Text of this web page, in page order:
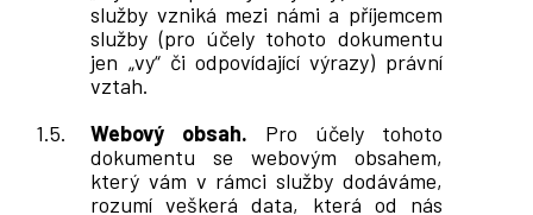
služby vzniká mezi námi a příjemcem
služby (pro účely tohoto dokumentu
jen „vy“ či odpovídající výrazy) právní
vztah.
Webový obsah. Pro účely tohoto
dokumentu se webovým obsahem,
který vám v rámci služby dodáváme,
rozumí veškerá data, která od nás